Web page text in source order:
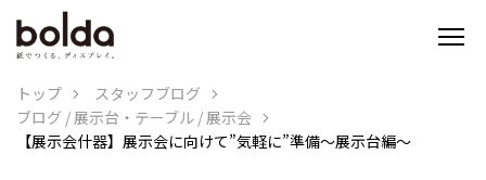
トップ
スタッフブログ
ブログ /展示台・テーブル /展示会
【展示会什器】展示会に向けて”気軽に”準備～展示台編～